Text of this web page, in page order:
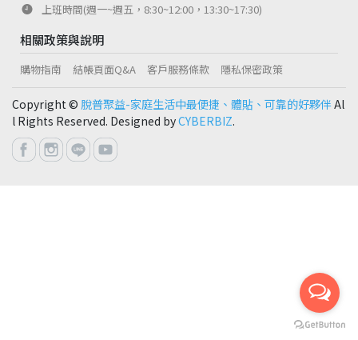
上班時間(週一~週五，8:30~12:00，13:30~17:30)
相關政策與說明
購物指南 結帳頁面Q&A 客戶服務條款 隱私保密政策
Copyright © 脫普聚益-家庭生活中最便捷、體貼、可靠的好夥伴Al
l Rights Reserved. Designed byCYBERBIZ.